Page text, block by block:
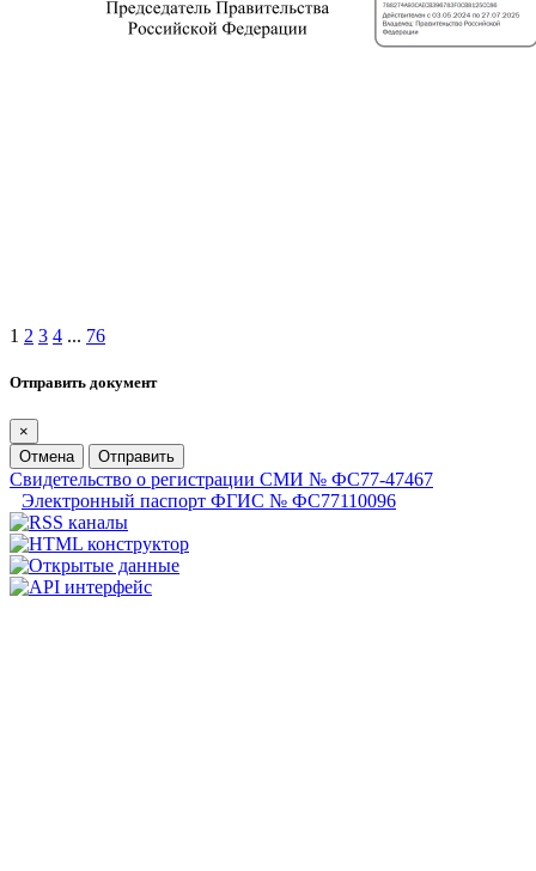
1 2 3 4 ... 76
Отправить документ
×
Отмена
Отправить
Свидетельство о регистрации СМИ № ФС77-47467
Электронный паспорт ФГИС № ФС77110096